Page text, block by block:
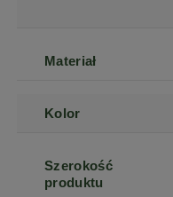
Materiał
Kolor
Szerokość
produktu